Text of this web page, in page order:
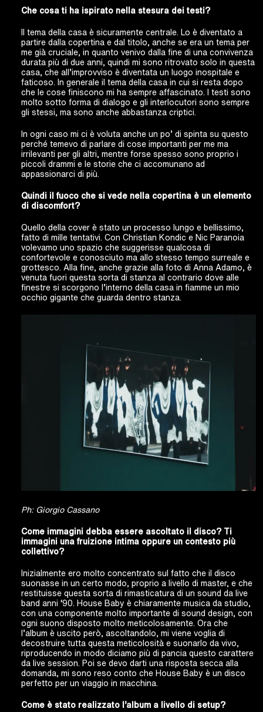
Che cosa ti ha ispirato nella stesura dei testi?
Il tema della casa è sicuramente centrale. Lo è diventato a
partire dalla copertina e dal titolo, anche se era un tema per
me già cruciale, in quanto venivo dalla fine di una convivenza
durata più di due anni, quindi mi sono ritrovato solo in questa
casa, che all’improvviso è diventata un luogo inospitale e
faticoso. In generale il tema della casa in cui si resta dopo
che le cose finiscono mi ha sempre affascinato. I testi sono
molto sotto forma di dialogo e gli interlocutori sono sempre
gli stessi, ma sono anche abbastanza criptici.
In ogni caso mi ci è voluta anche un po’ di spinta su questo
perché temevo di parlare di cose importanti per me ma
irrilevanti per gli altri, mentre forse spesso sono proprio i
piccoli drammi e le storie che ci accomunano ad
appassionarci di più.
Quindi il fuoco che si vede nella copertina è un elemento
di discomfort?
Quello della cover è stato un processo lungo e bellissimo,
fatto di mille tentativi. Con Christian Kondic e Nic Paranoia
volevamo uno spazio che suggerisse qualcosa di
confortevole e conosciuto ma allo stesso tempo surreale e
grottesco. Alla fine, anche grazie alla foto di Anna Adamo, è
venuta fuori questa sorta di stanza al contrario dove alle
finestre si scorgono l’interno della casa in fiamme un mio
occhio gigante che guarda dentro stanza.
Ph: Giorgio Cassano
Come immagini debba essere ascoltato il disco? Ti
immagini una fruizione intima oppure un contesto più
collettivo?
Inizialmente ero molto concentrato sul fatto che il disco
suonasse in un certo modo, proprio a livello di master, e che
restituisse questa sorta di rimasticatura di un sound da live
band anni ‘90. House Baby è chiaramente musica da studio,
con una componente molto importante di sound design, con
ogni suono disposto molto meticolosamente. Ora che
l’album è uscito però, ascoltandolo, mi viene voglia di
decostruire tutta questa meticolosità e suonarlo da vivo,
riproducendo in modo diciamo più di pancia questo carattere
da live session. Poi se devo darti una risposta secca alla
domanda, mi sono reso conto che House Baby è un disco
perfetto per un viaggio in macchina.
Come è stato realizzato l’album a livello di setup?